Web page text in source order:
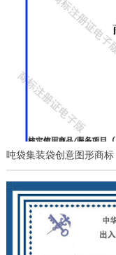
吨袋集装袋创意图形商标